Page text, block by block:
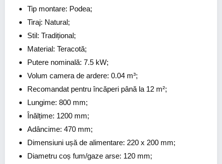
Tip montare: Podea;
Tiraj: Natural;
Stil: Tradițional;
Material: Teracotă;
Putere nominală: 7.5 kW;
Volum camera de ardere: 0.04 m³;
Recomandat pentru încăperi până la 12 m²;
Lungime: 800 mm;
Înălțime: 1200 mm;
Adâncime: 470 mm;
Dimensiuni ușă de alimentare: 220 x 200 mm;
Diametru coș fum/gaze arse: 120 mm;